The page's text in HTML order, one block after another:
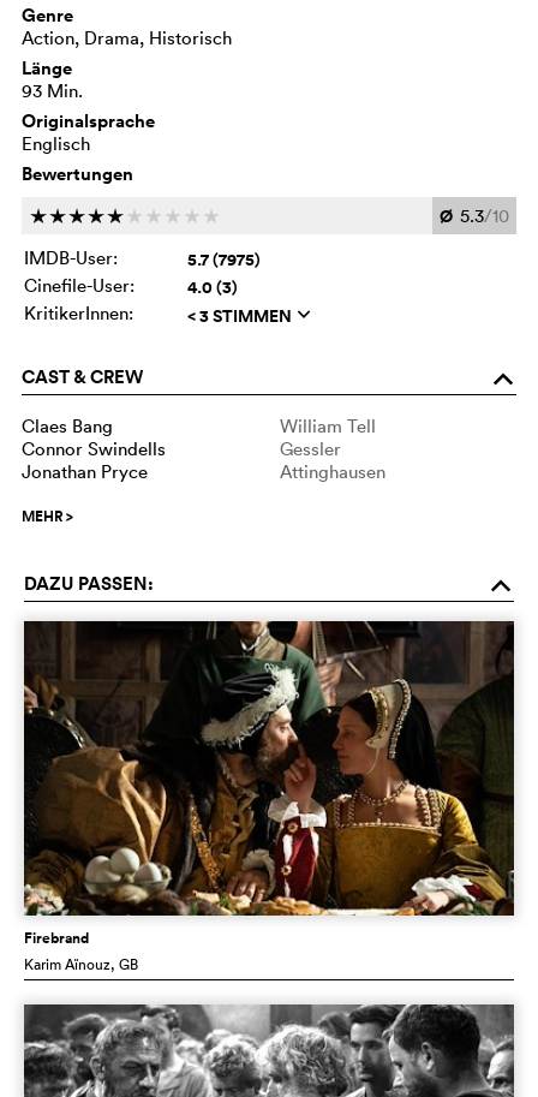
Genre
Action, Drama, Historisch
Länge
93 Min.
Originalsprache
Englisch
Bewertungen
ccccc c c c c c Ø 5.3/10
IMDB-User:
5.7 (7975)
Cinefile-User: 4.0 (3)
KritikerInnen: < 3 STIMMEN q
CAST & CREW o
Claes Bang
William Tell
Connor Swindells
Gessler
Jonathan Pryce
Attinghausen
MEHR>
DAZU PASSEN: o
Firebrand
Karim Aïnouz, GB